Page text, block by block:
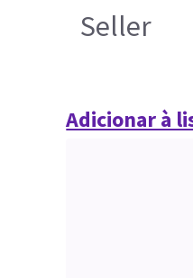
Seller
Adicionar à